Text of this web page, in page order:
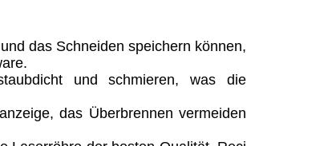
das Schneiden speichern können,
und schmieren, was die
das Überbrennen vermeiden